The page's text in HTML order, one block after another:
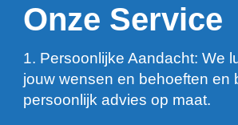
Onze Service
1. Persoonlijke Aandacht: We
jouw wensen en behoeften en
persoonlijk advies op maat.